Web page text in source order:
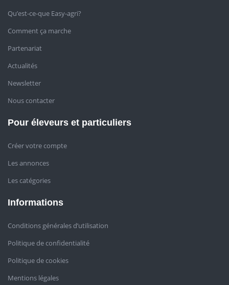
Qu’est-ce-que Easy-agri?
Comment ça marche
Partenariat
Actualités
Newsletter
Nous contacter
Pour éleveurs et particuliers
Créer votre compte
Les annonces
Les catégories
Informations
Conditions générales d’utilisation
Politique de confidentialité
Politique de cookies
Mentions légales